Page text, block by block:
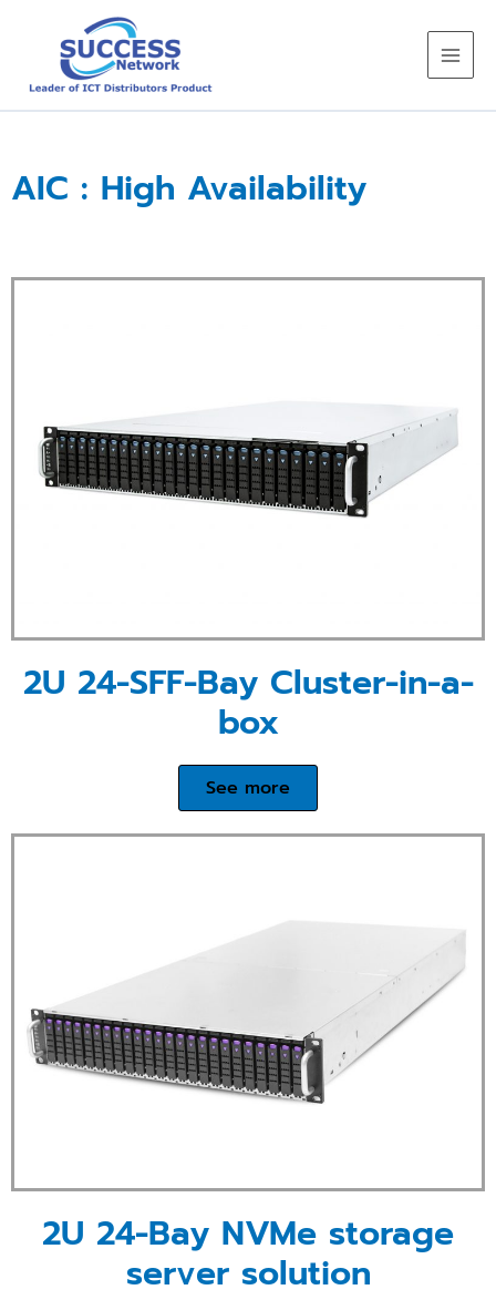
content
AIC : High Availability
2U 24-SFF-Bay Cluster-in-a-
box
See more
2U 24-Bay NVMe storage
server solution